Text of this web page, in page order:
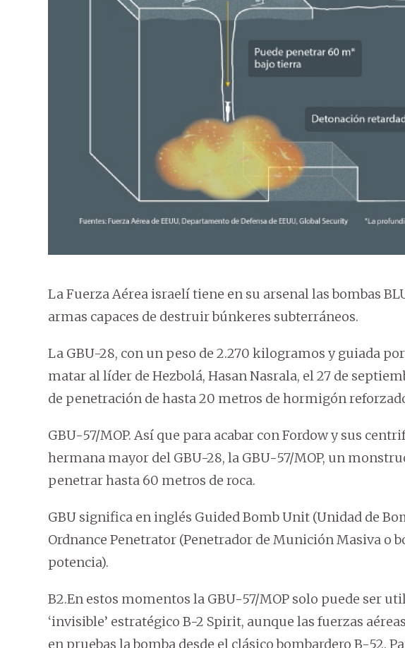
La Fuerza Aérea israelí tiene en su arsenal las bombas
armas capaces de destruir búnkeres subterráneos.
La GBU-28, con un peso de 2.270 kilogramos y guiada
matar al líder de Hezbolá, Hasan Nasrala, el 27 de
de penetración de hasta 20 metros de hormigón
GBU-57/MOP. Así que para acabar con Fordow y sus
hermana mayor del GBU-28, la GBU-57/MOP, un
penetrar hasta 60 metros de roca.
GBU significa en inglés Guided Bomb Unit (Unidad de
Ordnance Penetrator (Penetrador de Munición Masiva o
potencia).
B2.En estos momentos la GBU-57/MOP solo puede ser
‘invisible’ estratégico B-2 Spirit, aunque las fuerzas
en pruebas la bomba desde el clásico bombardero B-52.